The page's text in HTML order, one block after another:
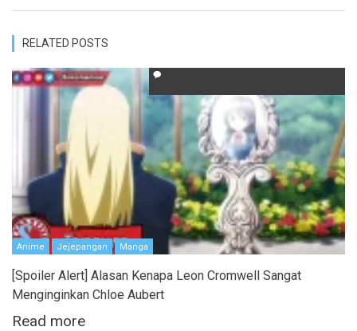
RELATED POSTS
Anime Jejepangan Manga
[Spoiler Alert] Alasan Kenapa Leon Cromwell Sangat
Menginginkan Chloe Aubert
Read more